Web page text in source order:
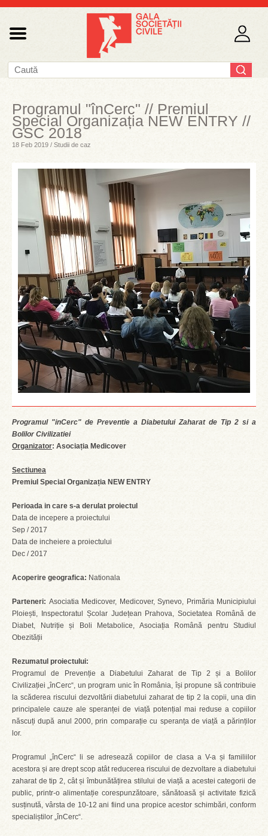
Programul "înCerc" // Premiul
Special Organizația NEW ENTRY //
GSC 2018
18 Feb 2019 / Studii de caz
Programul "inCerc" de Preventie a Diabetului Zaharat de Tip 2 si a
Bolilor Civilizatiei
Organizator: Asociația Medicover
Sectiunea
Premiul Special Organizația NEW ENTRY
Perioada in care s-a derulat proiectul
Data de incepere a proiectului
Sep / 2017
Data de incheiere a proiectului
Dec / 2017
Acoperire geografica: Nationala
Parteneri: Asociatia Medicover, Medicover, Synevo, Primăria Municipiului
Ploiești, Inspectoratul Școlar Județean Prahova, Societatea Română de
Diabet, Nutriție și Boli Metabolice, Asociația Română pentru Studiul
Obezității
Rezumatul proiectului:
Programul de Prevenție a Diabetului Zaharat de Tip 2 și a Bolilor
Civilizației „înCerc“, un program unic în România, își propune să contribuie
la scăderea riscului dezvoltării diabetului zaharat de tip 2 la copii, una din
principalele cauze ale speranței de viață potențial mai reduse a copiilor
născuți după anul 2000, prin comparație cu speranța de viață a părinților
lor.
Programul „înCerc“ li se adresează copiilor de clasa a V-a și familiilor
acestora și are drept scop atât reducerea riscului de dezvoltare a diabetului
zaharat de tip 2, cât și îmbunătățirea stilului de viață a acestei categorii de
public, printr-o alimentație corespunzătoare, sănătoasă și activitate fizică
susținută, vârsta de 10-12 ani fiind una propice acestor schimbări, conform
specialiștilor „înCerc“.